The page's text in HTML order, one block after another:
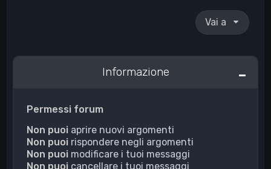
Vai a
Informazione
Permessi forum
Non puoi aprire nuovi argomenti
Non puoi rispondere negli argomenti
Non puoi modificare i tuoi messaggi
Non puoi cancellare i tuoi messaggi